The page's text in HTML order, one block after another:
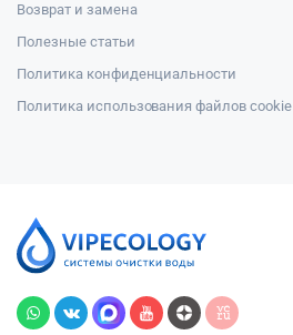
Возврат и замена
Полезные статьи
Политика конфиденциальности
Политика использования файлов cookie